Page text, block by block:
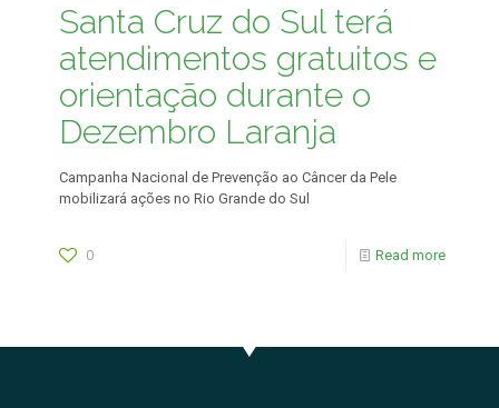
Santa Cruz do Sul terá
atendimentos gratuitos e
orientação durante o
Dezembro Laranja
Campanha Nacional de Prevenção ao Câncer da Pele
mobilizará ações no Rio Grande do Sul
0 Read more